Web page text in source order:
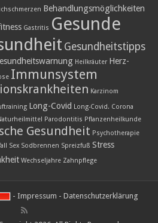
Behandlungsmöglichkeiten
Gastritis Gesunde
Gesundheitstipps
Heilkräuter Herz-
Immunsystem
Karzinom
Long-Covid Long-Covid. Corona
Parodontitis Pflanzenheilkunde
Gesundheit Psychotherapie
Sex Sodbrennen Spreizfuß Stress
Wechseljahre Zahnpflege
- Impressum - Datenschutzerklärung